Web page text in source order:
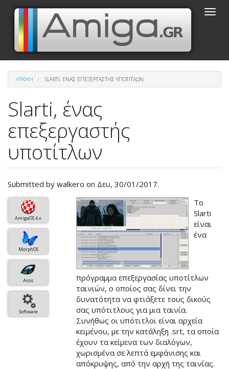
Παράκαμψη
κυρίως
περιεχόμενο
Toggle
ΑΡΧΙΚΉ SLARTI, ΈΝΑΣ ΕΠΕΞΕΡΓΑΣΤΉΣ ΥΠΟΤΊΤΛΩΝ
Slarti, ένας
επεξεργαστής
υποτίτλων
Submitted by walkero on Δευ, 30/01/2017.
AmigaOS 4.x
MorphOS
Aros
Software
Βασική
εικόνα
του
άρθρου
Το
Slarti
είναι
ένα
πρόγραμμα επεξεργασίας υποτίτλων
ταινιών, ο οποίος σας δίνει την
δυνατότητα να φτιάξετε τους δικούς
σας υπότιτλους για μια ταινία.
Συνήθως οι υπότιτλοι είναι αρχεία
κειμένου, με την κατάληξη .srt, τα οποία
έχουν τα κείμενα των διαλόγων,
χωρισμένα σε λεπτά εμφάνισης και
απόκρυψης, από την αρχή της ταινίας.